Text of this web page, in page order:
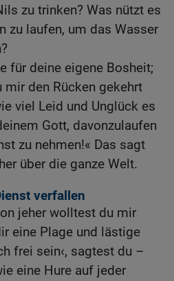
zu trinken? Was nützt es
zu laufen, um das Wasser
für deine eigene Bosheit;
den Rücken gekehrt
viel Leid und Unglück es
Gott, davonzulaufen
zu nehmen!« Das sagt
über die ganze Welt.
verfallen
jeher wolltest du mir
eine Plage und lästige
frei sein‹, sagtest du –
eine Hure auf jeder